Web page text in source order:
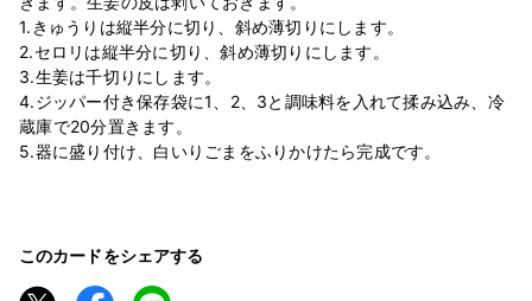
1.きゅうりは縦半分に切り、斜め薄切りにします。
2.セロリは縦半分に切り、斜め薄切りにします。
3.生姜は千切りにします。
4.ジッパー付き保存袋に1、2、3と調味料を入れて揉み込み、冷
蔵庫で20分置きます。
5.器に盛り付け、白いりごまをふりかけたら完成です。
このカードをシェアする